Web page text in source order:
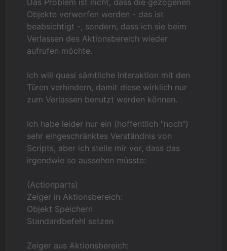
Das Problem ist nicht, dass die gezogenen
Objekte verworfen werden - das ist
beabsichtigt -, sondern, dass ich sie beim
Verlassen des Aktionsbereich wieder
aufrufen möchte.
Ich will quasi sämtliche Interaktion mit den
Türen verhindern, damit diese wirklich nur
zum Verlassen benutzt werden können.
Ich habe leider nur ein (hoffentlich "noch")
sehr eingeschränktes Verständnis von
Scripts, aber ich stelle mir vor, dass das
irgendwie so aussehen müsste:
(Actionparts)
Zeiger in Aktionsbereich:
Objekt Speichern
Standardbefehl setzen
Zeiger aus Aktionsbereich: